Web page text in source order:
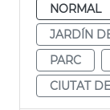
NORMAL
JARDÍN
PARC
CIUTAT